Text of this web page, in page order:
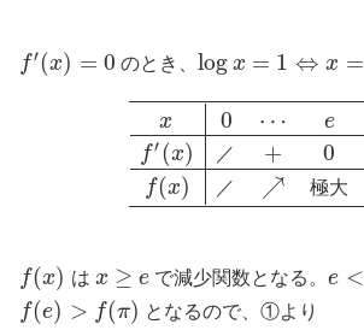
f′(x) = 0 のとき、 log x = 1 ⇔ x =
x
f′(x)
f(x)
0
／
／
⋯
+
↗
e
0
極大
f(x) は x ≥ e で減少関数となる。e <
f(e) > f(π) となるので、①より